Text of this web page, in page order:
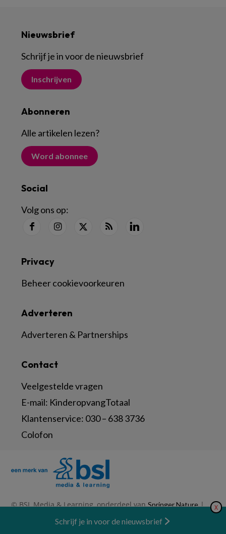
Nieuwsbrief
Schrijf je in voor de nieuwsbrief
Inschrijven
Abonneren
Alle artikelen lezen?
Word abonnee
Social
Volg ons op:
Contact
Veelgestelde vragen
E-mail: KinderopvangTotaal
Klantenservice: 030 – 638 3736
Colofon
Adverteren
Adverteren & Partnerships
Privacy
Beheer cookievoorkeuren
© BSL Media & Learning, onderdeel vanSpringer Nature| X
Schrijf je in voor de nieuwsbrief
Nieuwsbrief Abonneren